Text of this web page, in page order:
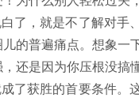
了，就是不了解对手
的普遍痛点。想象一
还是因为你压根没搞
了获胜的首要条件。